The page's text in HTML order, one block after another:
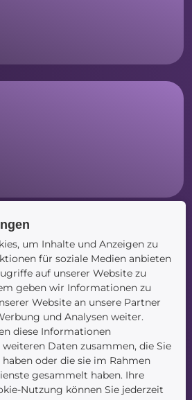
um Inhalte und Anzeigen zu
für soziale Medien anbieten
auf unserer Website zu
geben wir Informationen zu
Website an unsere Partner
und Analysen weiter.
diese Informationen
Daten zusammen, die Sie
oder die sie im Rahmen
gesammelt haben. Ihre
Nutzung können Sie jederzeit